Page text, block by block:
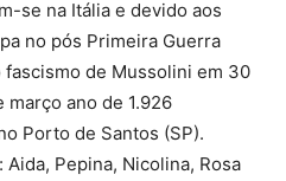
se na Itália e devido aos
no pós Primeira Guerra
de Mussolini em 30
março ano de 1.926
Porto de Santos (SP).
Pepina, Nicolina, Rosa